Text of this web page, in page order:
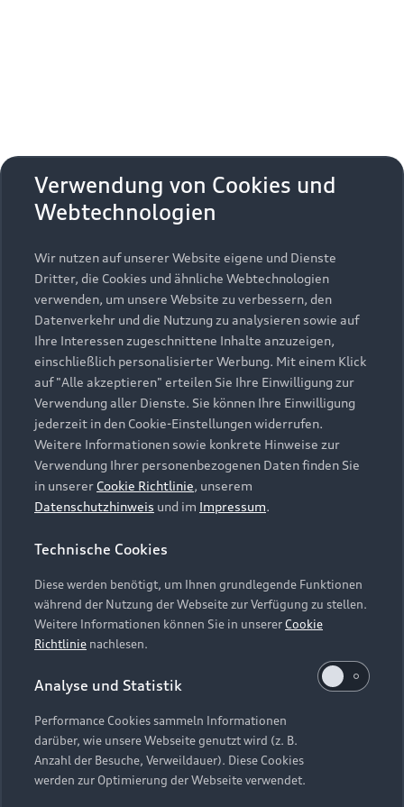
Zurück nach oben
Modelle
Alle Modelle
Modelle vergleichen
Elektromodelle
Plug-in-Hybride
Kaufen & leasen
Neuwagensuche
Gebrauchtwagensuche
Gebrauchtwagen
Finanzierung
Aktionen & Angebote
Geschäftskunden
Service & Zubehör
Saisonale Angebote
Audi Services
Garantie
Audi digital services
myAudi
Support
Kundenservice
Händlersuche
Audi Code
Online-Terminvereinbarung
Servicekontakt
Vertrag widerrufen
Über Audi
Unternehmen
Karriere
Investor Relations
Presse & Media Center
Datenschutz
Audi erleben
Newsletter
Impressum Rechtliches
Hinweisgebersystem
Datenschutzinformation
Cookie-Einstellungen
Cookie-Richtlinie
Barrierefreiheit
Hinweis: Die aktuelle Darstellung und Anordnung der
Embleme am Fahrzeug bei allen Abbildungen auf dieser
Webseite kann abweichen.
Verwendung von Cookies und
Webtechnologien
Wir nutzen auf unserer Website eigene und Dienste
Dritter, die Cookies und ähnliche Webtechnologien
verwenden, um unsere Website zu verbessern, den
Datenverkehr und die Nutzung zu analysieren sowie auf
Ihre Interessen zugeschnittene Inhalte anzuzeigen,
einschließlich personalisierter Werbung. Mit einem Klick
auf "Alle akzeptieren" erteilen Sie Ihre Einwilligung zur
Verwendung aller Dienste. Sie können Ihre Einwilligung
jederzeit in den Cookie-Einstellungen widerrufen.
Weitere Informationen sowie konkrete Hinweise zur
Verwendung Ihrer personenbezogenen Daten finden Sie
in unserer Cookie Richtlinie, unserem
Datenschutzhinweis und im Impressum.
Technische Cookies
Diese werden benötigt, um Ihnen grundlegende Funktionen
während der Nutzung der Webseite zur Verfügung zu stellen.
Weitere Informationen können Sie in unsererCookie
Richtlinie nachlesen.
Analyse und Statistik
Performance Cookies sammeln Informationen
darüber, wie unsere Webseite genutzt wird (z. B.
Anzahl der Besuche, Verweildauer). Diese Cookies
werden zur Optimierung der Webseite verwendet.